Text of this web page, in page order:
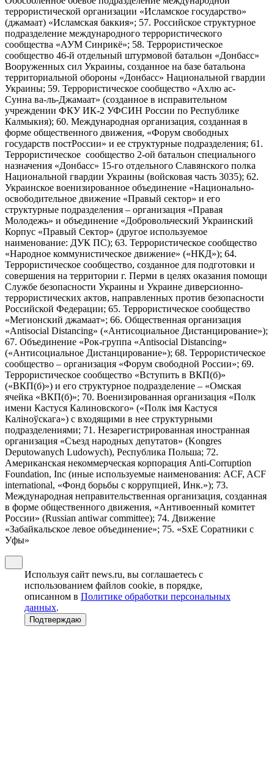
террористической организации «Исламское государство»
(джамаат) «Исламская баккия»; 57. Российское структурное
подразделение международного террористического
сообщества «АУМ Синрикё»; 58. Террористическое
сообщество 46-й отдельный штурмовой батальон «Донбасс»
Вооруженных сил Украины, созданное на базе батальона
территориальной обороны «Донбасс» Национальной гвардии
Украины; 59. Террористическое сообщество «Ахлю ас-
Сунна ва-ль-Джамаат» (созданное в исправительном
учреждении ФКУ ИК-2 УФСИН России по Республике
Калмыкия); 60. Международная организация, созданная в
форме общественного движения, «Форум свободных
государств постРоссии» и ее структурные подразделения; 61.
Террористическое сообщество 2-ой батальон специального
назначения «Донбасс» 15-го отдельного Славянского полка
Национальной гвардии Украины (войсковая часть 3035); 62.
Украинское военизированное объединение «Национально-
освободительное движение «Правый сектор» и его
структурные подразделения – организация «Правая
Молодежь» и объединение «Добровольческий Украинский
Корпус «Правый Сектор» (другое используемое
наименование: ДУК ПС); 63. Террористическое сообщество
«Народное коммунистическое движение» («НКД»); 64.
Террористическое сообщество, созданное для подготовки и
совершения на территории г. Перми в целях оказания помощи
Службе безопасности Украины и Украине диверсионно-
террористических актов, направленных против безопасности
Российской Федерации; 65. Террористическое сообщество
«Мегионский джамаат»; 66. Общественная организация
«Antisocial Distancing» («Антисоциальное Дистанцирование»);
67. Объединение «Рок-группа «Antisocial Distancing»
(«Антисоциальное Дистанцирование»); 68. Террористическое
сообщество – организация «Форум свободной России»; 69.
Террористическое сообщество «Вступить в ВКП(б)»
(«ВКП(б)») и его структурное подразделение – «Омская
ячейка «ВКП(б)»; 70. Военизированная организация «Полк
имени Кастуся Калиновского» («Полк iмя Кастуся
Калiноўскага») с входящими в нее структурными
подразделениями; 71. Незарегистрированная иностранная
организация «Съезд народных депутатов» (Kongres
Deputowanych Ludowych), Республика Польша; 72.
Американская некоммерческая корпорация Anti-Corruption
Foundation, Inc (иные используемые наименования: ACF, ACF
international, «Фонд борьбы с коррупцией, Инк.»); 73.
Международная неправительственная организация, созданная
в форме общественного движения, «Антивоенный комитет
России» (Russian antiwar committee); 74. Движение
«Забайкальское левое объединение»; 75. «SxE Соратники с
Уфы»
Используя сайт news.ru, вы соглашаетесь с
использованием файлов cookie, в порядке,
описанном в Политике обработки персональных
данных.
Подтверждаю